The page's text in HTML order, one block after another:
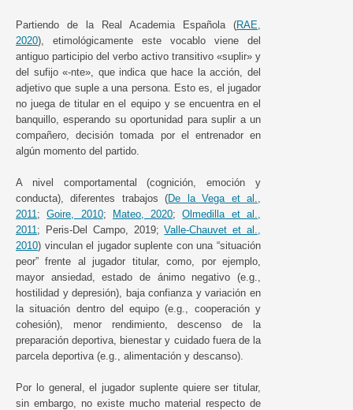
Partiendo de la Real Academia Española (RAE,
2020), etimológicamente este vocablo viene del
antiguo participio del verbo activo transitivo «suplir» y
del sufijo «-nte», que indica que hace la acción, del
adjetivo que suple a una persona. Esto es, el jugador
no juega de titular en el equipo y se encuentra en el
banquillo, esperando su oportunidad para suplir a un
compañero, decisión tomada por el entrenador en
algún momento del partido.
A nivel comportamental (cognición, emoción y
conducta), diferentes trabajos (De la Vega et al.,
2011 ;Goire, 2010; Mateo, 2020;Olmedilla et al.,
2011 ; Peris-Del Campo, 2019;Valle-Chauvet et al.,
2010) vinculan el jugador suplente con una “situación
peor” frente al jugador titular, como, por ejemplo,
mayor ansiedad, estado de ánimo negativo (e.g.,
hostilidad y depresión), baja confianza y variación en
la situación dentro del equipo (e.g., cooperación y
cohesión), menor rendimiento, descenso de la
preparación deportiva, bienestar y cuidado fuera de la
parcela deportiva (e.g., alimentación y descanso).
Por lo general, el jugador suplente quiere ser titular,
sin embargo, no existe mucho material respecto de